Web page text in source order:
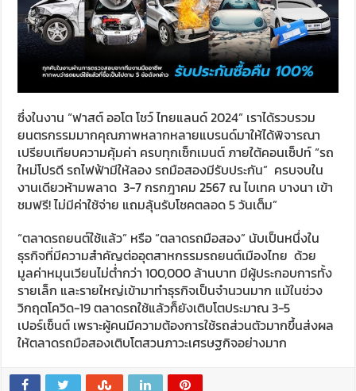
ซึ่งในงาน “ฟาสต์ ออโต โชว์ ไทยแลนด์ 2024” เราได้รวบรวม
ยนตรกรรมมากคุณภาพหลากหลายแบรนด์มาให้ได้พิจารณา
เปรียบเทียบความคุ้มค่า ครบทุกเซ็กเมนต์ ภายใต้คอนเซ็ปท์ “รถ
ใหม่โปรดี รถไฟฟ้ามีให้ลอง รถมือสองมีรับประกัน” ครบจบใน
งานเดียวห้ามพลาด 3-7 กรกฎาคม 2567 ณ ไบเทค บางนา เข้า
ชมฟรี! ไม่มีค่าใช้จ่าย แถมลุ้นรับโชคตลอด 5 วันเต็ม”
“ตลาดรถยนต์ใช้แล้ว” หรือ “ตลาดรถมือสอง” นับเป็นหนึ่งใน
ธุรกิจที่มีความสำคัญต่ออุตสาหกรรมรถยนต์เมืองไทย ด้วย
มูลค่าหมุนเวียนไม่ต่ำกว่า 100,000 ล้านบาท มีผู้ประกอบการทั้ง
รายเล็ก และรายใหญ่เข้ามาทำธุรกิจเป็นจำนวนมาก แม้ในช่วง
วิกฤตโควิด-19 ตลาดรถใช้แล้วก็ยังเติบโตประมาณ 3-5
เปอร์เซ็นต์ เพราะผู้คนมีความต้องการใช้รถส่วนตัวมากขึ้นส่งผล
ให้ตลาดรถมือสองเติบโตสวนภาวะเศรษฐกิจอย่างมาก